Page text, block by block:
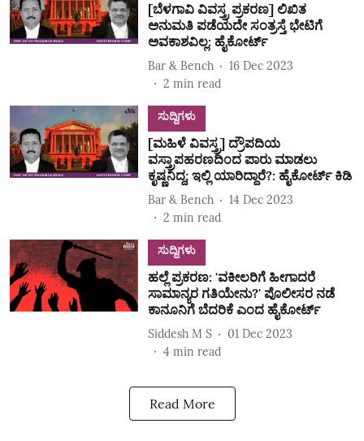
[ಬೆಳಗಾವಿ ವಿವಸ್ತ್ರ ಪ್ರಕರಣ] ಲಿಖಿತ
ಅನುಮತಿ ಪಡೆಯದೇ ಸಂತ್ರಸ್ತೆ ಭೇಟಿಗೆ
ಅವಕಾಶವಿಲ್ಲ: ಹೈಕೋರ್ಟ್‌
Bar & Bench
16 Dec 2023
2 min read
ಸುದ್ದಿಗಳು
[ಮಹಿಳೆ ವಿವಸ್ತ್ರ] ದ್ರೌಪದಿಯ
ವಸ್ತ್ರಾಪಹರಣದಿಂದ ಪಾರು ಮಾಡಲು
ಕೃಷ್ಣನಿದ್ದ; ಇಲ್ಲಿ ಯಾರಿದ್ದಾರೆ?: ಹೈಕೋರ್ಟ್‌ ಕಿಡಿ
Bar & Bench
14 Dec 2023
2 min read
ಸುದ್ದಿಗಳು
ಹಲ್ಲೆ ಪ್ರಕರಣ: 'ವಕೀಲರಿಗೆ ಹೀಗಾದರೆ
ಸಾಮಾನ್ಯರ ಗತಿಯೇನು?' ಪೊಲೀಸರ ನಡೆ
ಕಾನೂನಿಗೆ ಬೆದರಿಕೆ ಎಂದ ಹೈಕೋರ್ಟ್‌
Siddesh M S
01 Dec 2023
4 min read
Read More